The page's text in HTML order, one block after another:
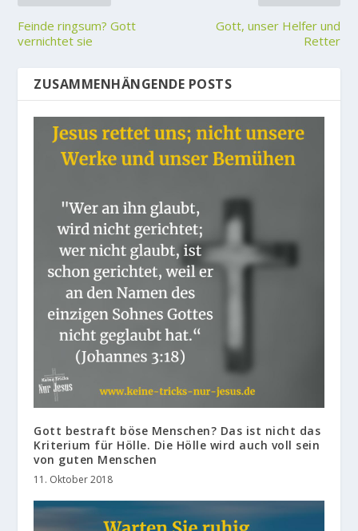
Feinde ringsum? Gott
vernichtet sie
Gott, unser Helfer und
Retter
ZUSAMMENHÄNGENDE POSTS
Gott bestraft böse Menschen? Das ist nicht das
Kriterium für Hölle. Die Hölle wird auch voll sein
von guten Menschen
11. Oktober 2018